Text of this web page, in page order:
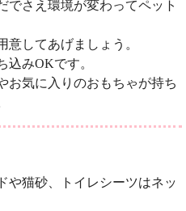
でさえ環境が変わってペット
意してあげましょう。
込みOKです。
お気に入りのおもちゃが持ち
や猫砂、トイレシーツはネッ